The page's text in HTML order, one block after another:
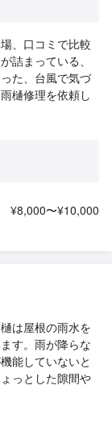
、口コミで比較
詰まっている、
た、台風で気づ
樋修理を依頼し
¥8,000〜¥10,000
は屋根の雨水を
す。雨が降らな
能していないと
っとした隙間や